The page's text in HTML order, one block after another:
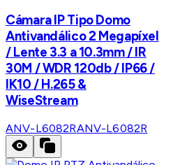
Cámara IP Tipo Domo
Antivandálico 2 Megapíxel
/ Lente 3.3 a 10.3mm / IR
30M / WDR 120db / IP66 /
IK10 / H.265 &
WiseStream
ANV-L6082RANV-L6082R